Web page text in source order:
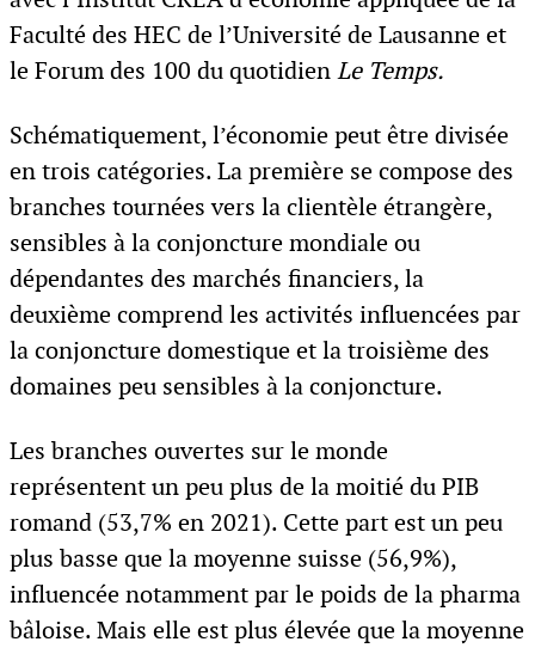
Faculté des HEC de l’Université de Lausanne et
le Forum des 100 du quotidienLe Temps.
Schématiquement, l’économie peut être divisée
en trois catégories. La première se compose des
branches tournées vers la clientèle étrangère,
sensibles à la conjoncture mondiale ou
dépendantes des marchés financiers, la
deuxième comprend les activités influencées par
la conjoncture domestique et la troisième des
domaines peu sensibles à la conjoncture.
Les branches ouvertes sur le monde
représentent un peu plus de la moitié du PIB
romand (53,7% en 2021). Cette part est un peu
plus basse que la moyenne suisse (56,9%),
influencée notamment par le poids de la pharma
bâloise. Mais elle est plus élevée que la moyenne